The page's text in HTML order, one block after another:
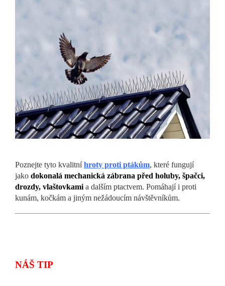
Poznejte tyto kvalitníhroty proti ptákům, které fungují
jako dokonalá mechanická zábrana před holuby, špačci,
drozdy, vlaštovkamia dalším ptactvem. Pomáhají i proti
kunám, kočkám a jiným nežádoucím návštěvníkům.
NÁŠ TIP